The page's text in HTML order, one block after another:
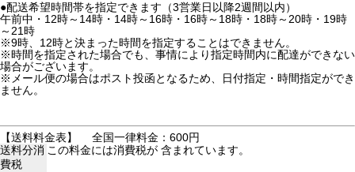
●配送希望時間帯を指定できます（3営業日以降2週間以内）
午前中・12時～14時・14時～16時・16時～18時・18時～20時・19時
～21時
※9時、12時と決まった時間を指定することはできません。
※時間を指定された場合でも、事情により指定時間内に配達ができない
場合がございます。
※メール便の場合はポスト投函となるため、日付指定・時間指定ができ
ません。
【送料料金表】
全国一律料金：600円
送料分消
費税
この料金には消費税が 含まれています。